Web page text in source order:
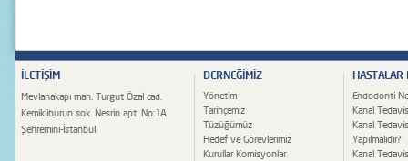
İLETİŞİM
Mevlanakapı mah. Turgut Özal cad.
Kemikliburun sok. Nesrin apt. No:1A
Şehremini-İstanbul
DERNEĞİMİZ
Yönetim
Tarihçemiz
Tüzüğümüz
Hedef ve Görevlerimiz
Kurullar Komisyonlar
HASTALAR
Endodonti
Kanal
Kanal
Yapılmalıdır?
Kanal